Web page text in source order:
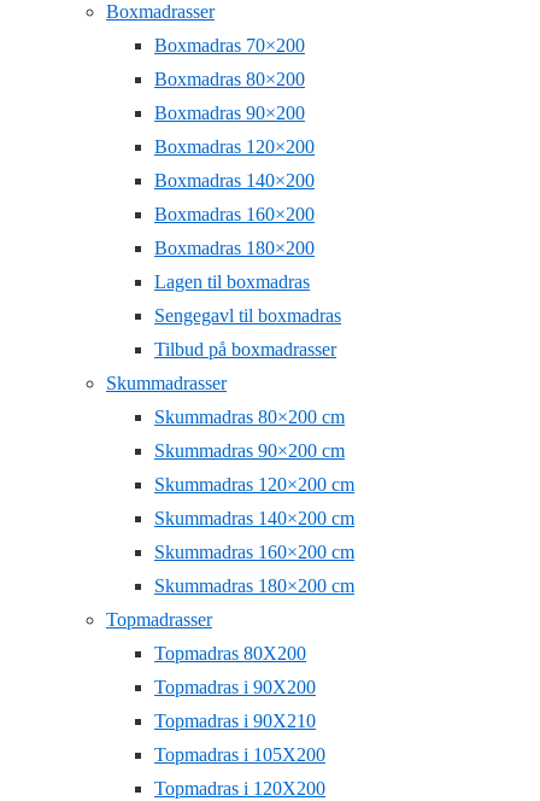
Boxmadrasser
Boxmadras 70×200
Boxmadras 80×200
Boxmadras 90×200
Boxmadras 120×200
Boxmadras 140×200
Boxmadras 160×200
Boxmadras 180×200
Lagen til boxmadras
Sengegavl til boxmadras
Tilbud på boxmadrasser
Skummadrasser
Skummadras 80×200 cm
Skummadras 90×200 cm
Skummadras 120×200 cm
Skummadras 140×200 cm
Skummadras 160×200 cm
Skummadras 180×200 cm
Topmadrasser
Topmadras 80X200
Topmadras i 90X200
Topmadras i 90X210
Topmadras i 105X200
Topmadras i 120X200